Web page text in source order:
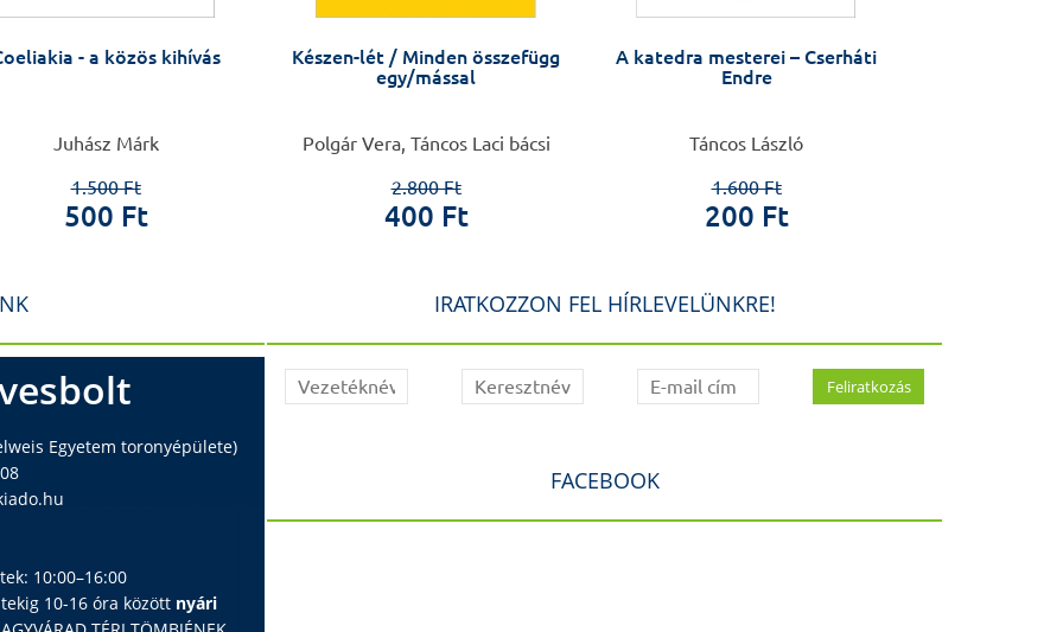
- a közös kihívás
Juhász Márk
1.500 Ft
500 Ft
Készen-lét / Minden összefügg
egy/mással
Polgár Vera, Táncos Laci bácsi
2.800 Ft
400 Ft
A katedra mesterei – Cserháti
Endre
Táncos László
1.600 Ft
200 Ft
Egyetem toronyépülete)
10:00–16:00
10-16 óra között nyári
IRATKOZZON FEL HÍRLEVELÜNKRE!
FACEBOOK